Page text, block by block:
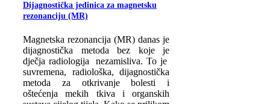
Dijagnostička jedinica za magnetsku
rezonanciju (MR)
Magnetska rezonancija (MR) danas je
dijagnostička metoda bez koje je
dječja radiologija nezamisliva. To je
suvremena, radiološka, dijagnostička
metoda za otkrivanje bolesti i
oštećenja mekih tkiva i organskih